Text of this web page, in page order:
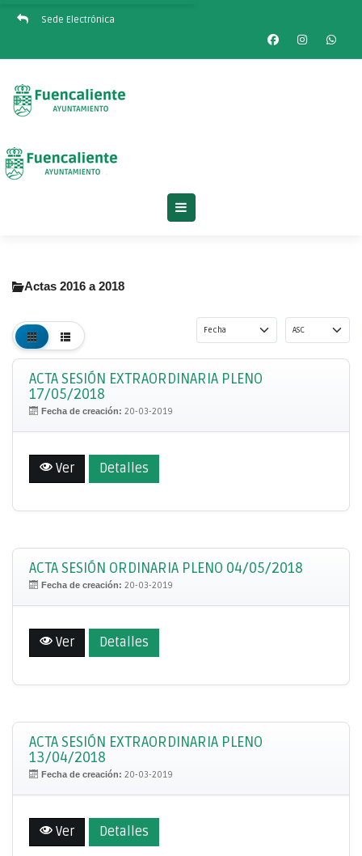
Sede Electrónica
Actas 2016 a 2018
ACTA SESIÓN EXTRAORDINARIA PLENO
17/05/2018
Fecha de creación: 20-03-2019
Ver Detalles
ACTA SESIÓN ORDINARIA PLENO 04/05/2018
Fecha de creación: 20-03-2019
Ver Detalles
ACTA SESIÓN EXTRAORDINARIA PLENO
13/04/2018
Fecha de creación: 20-03-2019
Ver Detalles